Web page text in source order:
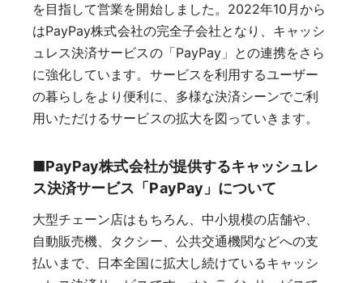
を目指して営業を開始しました。2022年10月から
はPayPay株式会社の完全子会社となり、キャッシ
ュレス決済サービスの「PayPay」との連携をさら
に強化しています。サービスを利用するユーザー
の暮らしをより便利に、多様な決済シーンでご利
用いただけるサービスの拡大を図っていきます。
■PayPay株式会社が提供するキャッシュレ
ス決済サービス「PayPay」について
大型チェーン店はもちろん、中小規模の店舗や、
自動販売機、タクシー、公共交通機関などへの支
払いまで、日本全国に拡大し続けているキャッシ